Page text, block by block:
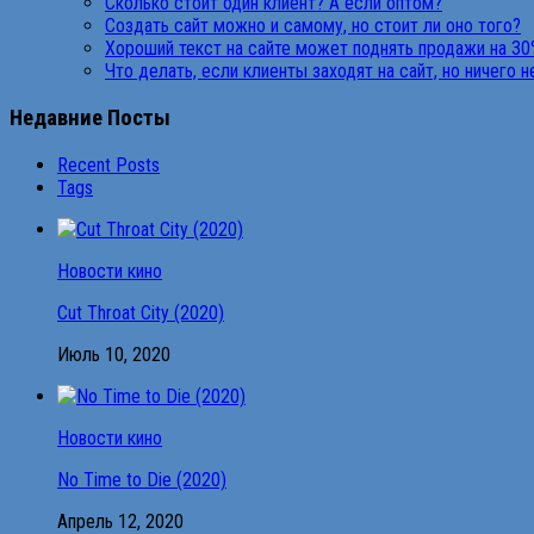
Создать сайт можно и самому, но стоит ли оно того?
Хороший текст на сайте может поднять продажи на
Что делать, если клиенты заходят на сайт, но ничего
Недавние Посты
Recent Posts
Tags
Новости кино
Cut Throat City (2020)
Июль 10, 2020
Новости кино
No Time to Die (2020)
Апрель 12, 2020